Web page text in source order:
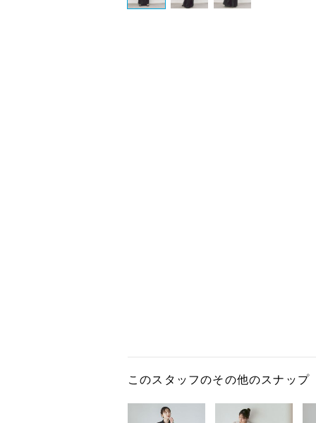
このスタッフのその他のスナップ